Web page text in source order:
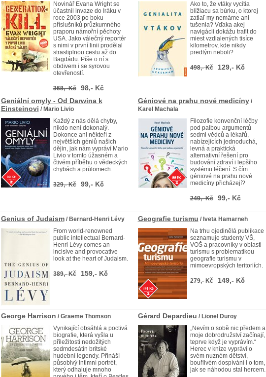
Novinář Evana Wright se
účastnil invaze do Iráku v
roce 2003 po boku
příslušníků průzkumného
praporu námořní pěchoty
USA. Jako válečný reportér
s nimi v první linii prodělal
strastiplnou cestu až do
Bagdádu. Píše o ní s
obdivem i se syrovou
otevřeností.
368,- Kč 98,- Kč
Ako to, že vtáky vycítia
blížiacu sa búrku, o ktorej
zatiaľ my nemáme ani
tušenia? Vďaka akej
navigácii dokážu trafit do
miest vzdialených tisíce
kilometrov, kde nikdy
predtým neboli?
498,- Kč 129,- Kč
Geniální omyly - Od Darwina k
Einsteinovi / Mario Livio
Každý z nás dělá chyby,
nikdo není dokonalý.
Dokonce ani někteří z
největších géniů našich
dějin, jak nám vypráví Mario
Livio v tomto úžasném a
čtivém příběhu o vědeckých
chybách a průlomech.
329,- Kč 99,- Kč
Géniové na prahu nové medicíny/
Karel Machala
Filozofie konvenční léčby
pod palbou argumentů
sedmi vědců a lékařů,
nabízejících jednoduchá,
levná a praktická
alternativní řešení pro
budování zdraví i lepšího
systému léčení. S čím
géniové na prahu nové
medicíny přicházejí?
249,- Kč 99,- Kč
Genius of Judaism/ Bernard-Henri Lévy
From world-renowned
public intellectual Bernard-
Henri Lévy comes an
incisive and provocative
look at the heart of Judaism.
389,- Kč 159,- Kč
Geografie turismu / Iveta Hamarneh
Na trhu ojedinělá publikace
seznamuje studenty VŠ,
VOŠ a pracovníky v oblasti
turismu s problematikou
geografie turismu v
mimoevropských teritoriích.
279,- Kč 149,- Kč
George Harrison / Graeme Thomson
Vynikající obsáhlá a poctivá
biografie, která vyšla u
příležitosti nedožitých
sedmdesátin britské
hudební legendy. Přináší
působivý intimní portrét,
který odhaluje mnoho
Gérard Depardieu / Lionel Duroy
„Nevím o sobě nic předem a
moje dobrodružství začínají,
teprve když je vyprávím.“
Herec v knize vypráví o
svém nuzném dětství,
bouřlivém dospívání i o tom,
jak se náhodou stal hercem.